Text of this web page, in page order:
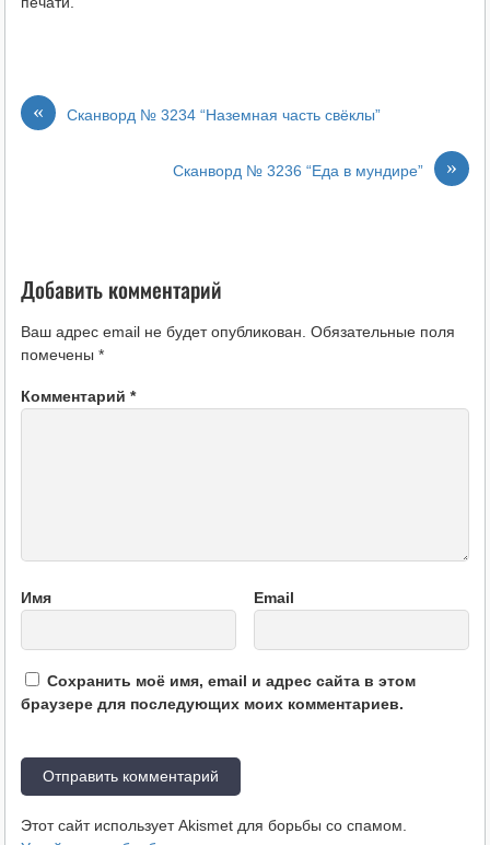
« Сканворд № 3234 “Наземная часть свёклы”
»
Сканворд № 3236 “Еда в мундире”
Добавить комментарий
Ваш адрес email не будет опубликован. Обязательные поля
помечены *
Комментарий *
Имя Email
Сохранить моё имя, email и адрес сайта в этом
браузере для последующих моих комментариев.
Этот сайт использует Akismet для борьбы со спамом.